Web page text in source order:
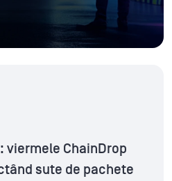
viermele ChainDrop
sute de pachete